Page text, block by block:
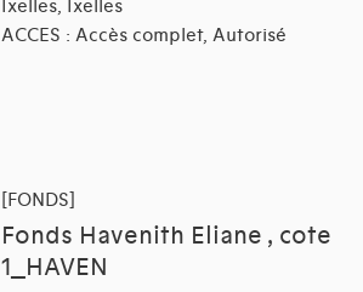
Ixelles, Ixelles
ACCES : Accès complet, Autorisé
[FONDS]
Fonds Havenith Eliane , cote
1_HAVEN